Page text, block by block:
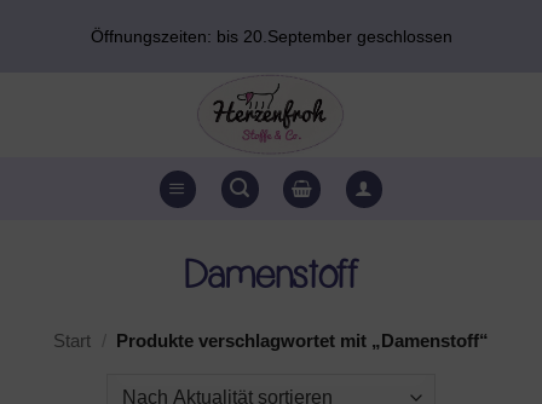
Öffnungszeiten: bis 20.September geschlossen
Damenstoff
Start Produkte verschlagwortet mit „Damenstoff“